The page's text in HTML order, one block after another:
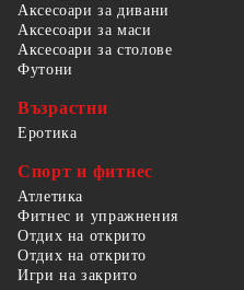
Аксесоари за дивани
Аксесоари за маси
Аксесоари за столове
Футони
Възрастни
Еротика
Спорт и фитнес
Атлетика
Фитнес и упражнения
Отдих на открито
Отдих на открито
Игри на закрито